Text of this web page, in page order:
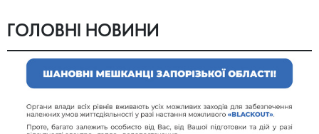
ГОЛОВНІ НОВИНИ